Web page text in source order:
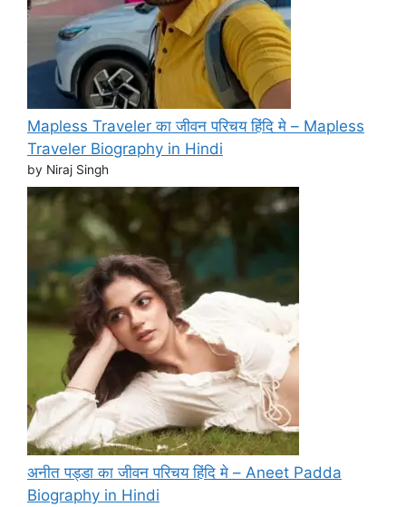
Mapless Traveler का जीवन परिचय हिंदि मे – Mapless
Traveler Biography in Hindi
by Niraj Singh
अनीत पड्डा का जीवन परिचय हिंदि मे – Aneet Padda
Biography in Hindi